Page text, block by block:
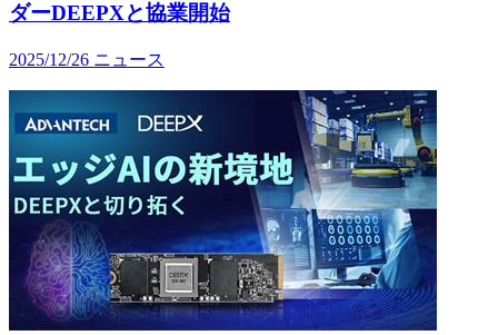
ダーDEEPXと協業開始
2025/12/26 ニュース